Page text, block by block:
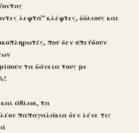
λεφτά” κλέφτες, δόλιους και
που δεν σπεύδουν
τα δάνεια τους με
άθλιοι, τα
παπαγαλάκια δεν λένε τις